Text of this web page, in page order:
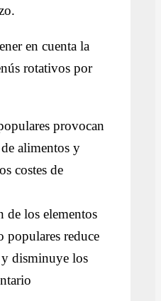
en cuenta la
rotativos por
provocan
alimentos y
costes de
de los elementos
populares reduce
disminuye los